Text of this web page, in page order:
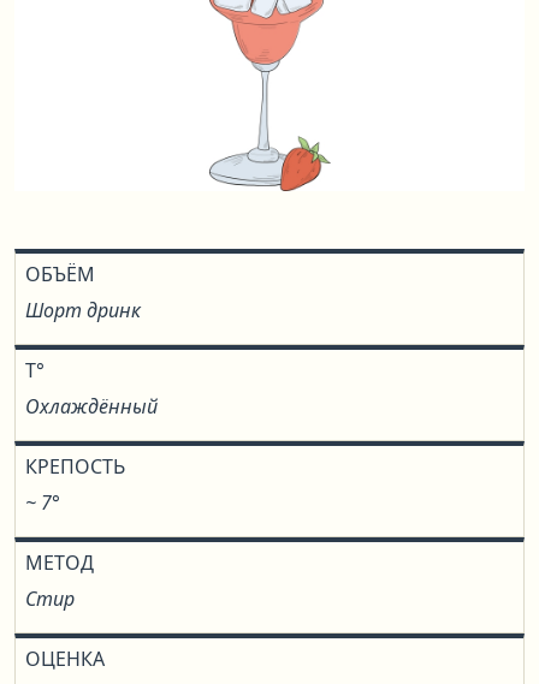
ОБЪЁМ
Шорт дринк
T°
Охлаждённый
КРЕПОСТЬ
~ 7°
МЕТОД
Стир
ОЦЕНКА